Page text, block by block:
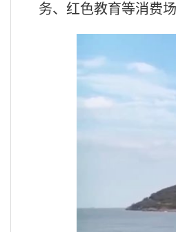
务、红色教育等消费